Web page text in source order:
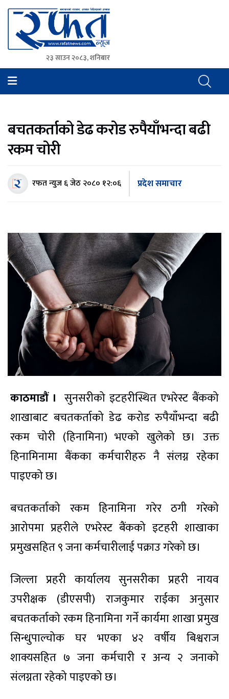
Rafat News
समाचारको रफ्तार, आवाज बिहिनहरुको आवाज
२३ साउन २०८३, शनिबार
बचतकर्ताको डेढ करोड रुपैयाँभन्दा बढी
रकम चोरी
रफत न्युज६ जेठ २०८० १२:०६ प्रदेश समाचार
काठमाडौं । सुनसरीको इटहरीस्थित एभरेस्ट बैंकको
शाखाबाट बचतकर्ताको डेढ करोड रुपैयाँभन्दा बढी
रकम चोरी (हिनामिना) भएको खुलेको छ। उक्त
हिनामिनामा बैंकका कर्मचारीहरु नै संलग्न रहेका
पाइएको छ।
बचतकर्ताको रकम हिनामिना गरेर ठगी गरेको
आरोपमा प्रहरीले एभरेस्ट बैंकको इटहरी शाखाका
प्रमुखसहित ९ जना कर्मचारीलाई पक्राउ गरेको छ।
जिल्ला प्रहरी कार्यालय सुनसरीका प्रहरी नायव
उपरीक्षक (डीएसपी) राजकुमार राईका अनुसार
बचतकर्ताको रकम हिनामिना गर्ने कार्यमा शाखा प्रमुख
सिन्धुपाल्चोक घर भएका ४२ वर्षीय बिश्वराज
शाक्यसहित ७ जना कर्मचारी र अन्य २ जनाको
संलग्नता रहेको पाइएको छ।